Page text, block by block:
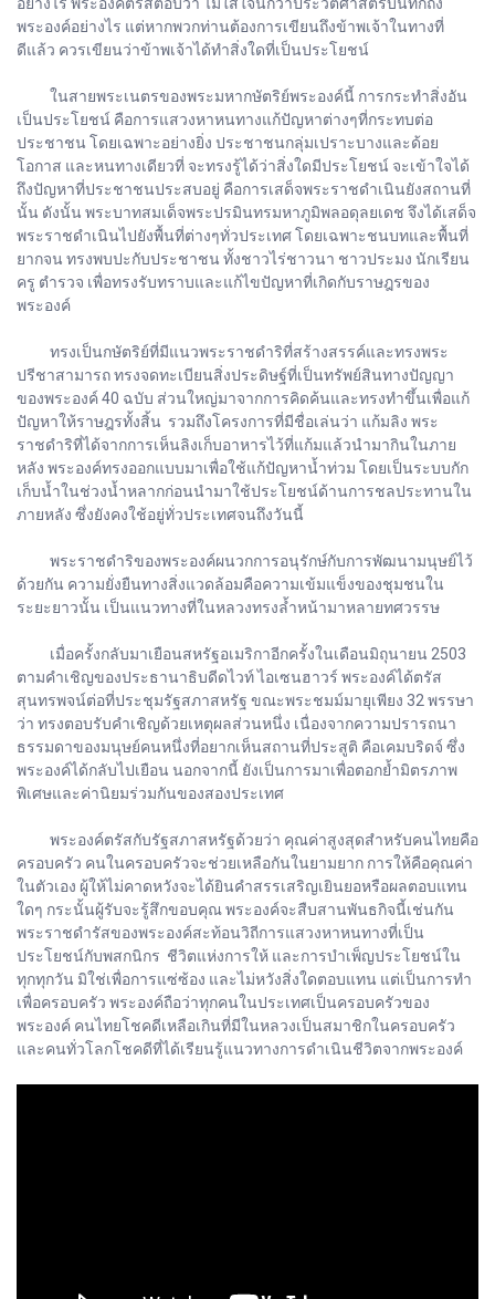
พระองค์อย่างไร แต่หากพวกท่านต้องการเขียนถึงข้าพเจ้าในทางที่
ดีแล้ว ควรเขียนว่าข้าพเจ้าได้ทำสิ่งใดที่เป็นประโยชน์
ในสายพระเนตรของพระมหากษัตริย์พระองค์นี้ การกระทำสิ่งอัน
เป็นประโยชน์ คือการแสวงหาหนทางแก้ปัญหาต่างๆที่กระทบต่อ
ประชาชน โดยเฉพาะอย่างยิ่ง ประชาชนกลุ่มเปราะบางและด้อย
โอกาส และหนทางเดียวที่ จะทรงรู้ได้ว่าสิ่งใดมีประโยชน์ จะเข้าใจได้
ถึงปัญหาที่ประชาชนประสบอยู่ คือการเสด็จพระราชดำเนินยังสถานที่
นั้น ดังนั้น พระบาทสมเด็จพระปรมินทรมหาภูมิพลอดุลยเดช จึงได้เสด็จ
พระราชดำเนินไปยังพื้นที่ต่างๆทั่วประเทศ โดยเฉพาะชนบทและพื้นที่
ยากจน ทรงพบปะกับประชาชน ทั้งชาวไร่ชาวนา ชาวประมง นักเรียน
ครู ตำรวจ เพื่อทรงรับทราบและแก้ไขปัญหาที่เกิดกับราษฎรของ
พระองค์
ทรงเป็นกษัตริย์ที่มีแนวพระราชดำริที่สร้างสรรค์และทรงพระ
ปรีชาสามารถ ทรงจดทะเบียนสิ่งประดิษฐ์ที่เป็นทรัพย์สินทางปัญญา
ของพระองค์ 40 ฉบับ ส่วนใหญ่มาจากการคิดค้นและทรงทำขึ้นเพื่อแก้
ปัญหาให้ราษฎรทั้งสิ้น รวมถึงโครงการที่มีชื่อเล่นว่า แก้มลิง พระ
ราชดำริที่ได้จากการเห็นลิงเก็บอาหารไว้ที่แก้มแล้วนำมากินในภาย
หลัง พระองค์ทรงออกแบบมาเพื่อใช้แก้ปัญหาน้ำท่วม โดยเป็นระบบกัก
เก็บน้ำในช่วงน้ำหลากก่อนนำมาใช้ประโยชน์ด้านการชลประทานใน
ภายหลัง ซึ่งยังคงใช้อยู่ทั่วประเทศจนถึงวันนี้
พระราชดำริของพระองค์ผนวกการอนุรักษ์กับการพัฒนามนุษย์ไว้
ด้วยกัน ความยั่งยืนทางสิ่งแวดล้อมคือความเข้มแข็งของชุมชนใน
ระยะยาวนั้น เป็นแนวทางที่ในหลวงทรงล้ำหน้ามาหลายทศวรรษ
เมื่อครั้งกลับมาเยือนสหรัฐอเมริกาอีกครั้งในเดือนมิถุนายน 2503
ตามคำเชิญของประธานาธิบดีดไวท์ ไอเซนฮาวร์ พระองค์ได้ตรัส
สุนทรพจน์ต่อที่ประชุมรัฐสภาสหรัฐ ขณะพระชมม์มายุเพียง 32 พรรษา
ว่า ทรงตอบรับคำเชิญด้วยเหตุผลส่วนหนึ่ง เนื่องจากความปรารถนา
ธรรมดาของมนุษย์คนหนึ่งที่อยากเห็นสถานที่ประสูติ คือเคมบริดจ์ ซึ่ง
พระองค์ได้กลับไปเยือน นอกจากนี้ ยังเป็นการมาเพื่อตอกย้ำมิตรภาพ
พิเศษและค่านิยมร่วมกันของสองประเทศ
พระองค์ตรัสกับรัฐสภาสหรัฐด้วยว่า คุณค่าสูงสุดสำหรับคนไทยคือ
ครอบครัว คนในครอบครัวจะช่วยเหลือกันในยามยาก การให้คือคุณค่า
ในตัวเอง ผู้ให้ไม่คาดหวังจะได้ยินคำสรรเสริญเยินยอหรือผลตอบแทน
ใดๆ กระนั้นผู้รับจะรู้สึกขอบคุณ พระองค์จะสืบสานพันธกิจนี้เช่นกัน
พระราชดำรัสของพระองค์สะท้อนวิถีการแสวงหาหนทางที่เป็น
ประโยชน์กับพสกนิกร ชีวิตแห่งการให้ และการบำเพ็ญประโยชน์ใน
ทุกทุกวัน มิใช่เพื่อการแซ่ซ้อง และไม่หวังสิ่งใดตอบแทน แต่เป็นการทำ
เพื่อครอบครัว พระองค์ถือว่าทุกคนในประเทศเป็นครอบครัวของ
พระองค์ คนไทยโชคดีเหลือเกินที่มีในหลวงเป็นสมาชิกในครอบครัว
และคนทั่วโลกโชคดีที่ได้เรียนรู้แนวทางการดำเนินชีวิตจากพระองค์